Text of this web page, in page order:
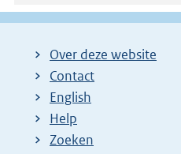
Over deze website
Contact
English
Help
Zoeken